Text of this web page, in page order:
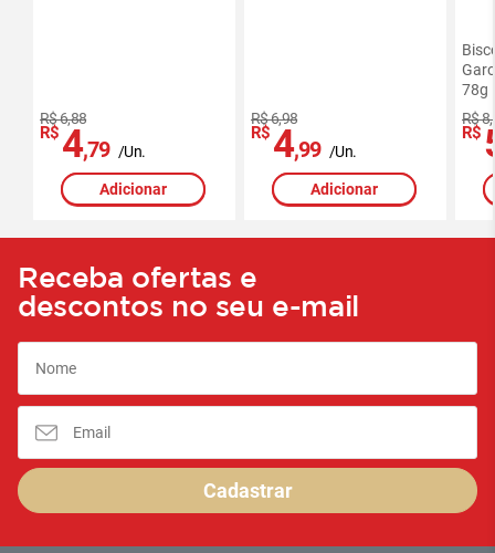
R$ 6,88
R$ 4,79 /Un.
Adicionar
R$ 6,98
R$ 4,99 /Un.
Adicionar
78g
R$
R$
Receba ofertas e
descontos no seu e-mail
Cadastrar